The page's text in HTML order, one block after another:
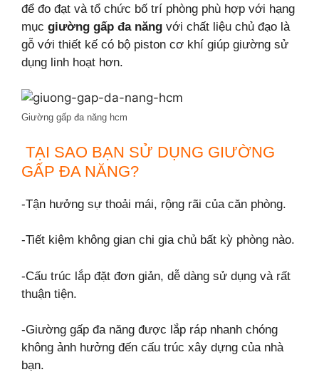
để đo đạt và tổ chức bố trí phòng phù hợp với hạng
mục giường gấp đa năng với chất liệu chủ đạo là
gỗ với thiết kế có bộ piston cơ khí giúp giường sử
dụng linh hoạt hơn.
Giường gấp đa năng hcm
TẠI SAO BẠN SỬ DỤNG GIƯỜNG
GẤP ĐA NĂNG?
-Tận hưởng sự thoải mái, rộng rãi của căn phòng.
-Tiết kiệm không gian chi gia chủ bất kỳ phòng nào.
-Cấu trúc lắp đặt đơn giản, dễ dàng sử dụng và rất
thuận tiện.
-Giường gấp đa năng được lắp ráp nhanh chóng
không ảnh hưởng đến cấu trúc xây dựng của nhà
bạn.